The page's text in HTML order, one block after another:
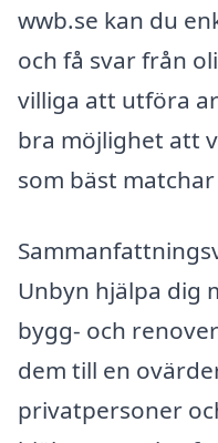
wwb.se kan du
och få svar från
villiga att utföra
bra möjlighet att
som bäst
Unbyn hjälpa dig
bygg- och
dem till en
privatpersoner